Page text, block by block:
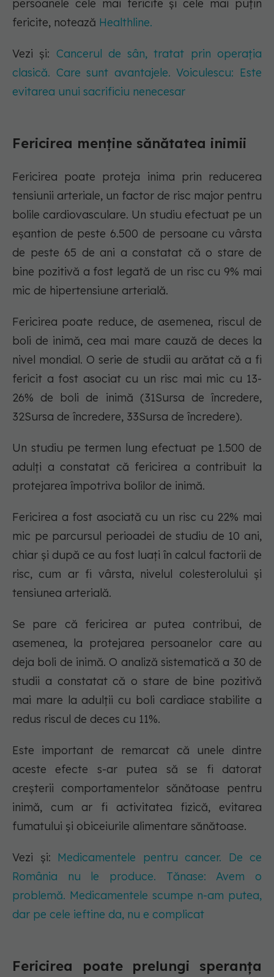
persoanele cele mai fericite și cele mai puțin
fericite, notează Healthline.
Vezi și: Cancerul de sân, tratat prin operația
clasică. Care sunt avantajele. Voiculescu: Este
evitarea unui sacrificiu nenecesar
Fericirea menține sănătatea inimii
Fericirea poate proteja inima prin reducerea
tensiunii arteriale, un factor de risc major pentru
bolile cardiovasculare. Un studiu efectuat pe un
eșantion de peste 6.500 de persoane cu vârsta
de peste 65 de ani a constatat că o stare de
bine pozitivă a fost legată de un risc cu 9% mai
mic de hipertensiune arterială.
Fericirea poate reduce, de asemenea, riscul de
boli de inimă, cea mai mare cauză de deces la
nivel mondial. O serie de studii au arătat că a fi
fericit a fost asociat cu un risc mai mic cu 13-
26% de boli de inimă (31Sursa de încredere,
32Sursa de încredere, 33Sursa de încredere).
Un studiu pe termen lung efectuat pe 1.500 de
adulți a constatat că fericirea a contribuit la
protejarea împotriva bolilor de inimă.
Fericirea a fost asociată cu un risc cu 22% mai
mic pe parcursul perioadei de studiu de 10 ani,
chiar și după ce au fost luați în calcul factorii de
risc, cum ar fi vârsta, nivelul colesterolului și
tensiunea arterială.
Se pare că fericirea ar putea contribui, de
asemenea, la protejarea persoanelor care au
deja boli de inimă. O analiză sistematică a 30 de
studii a constatat că o stare de bine pozitivă
mai mare la adulții cu boli cardiace stabilite a
redus riscul de deces cu 11%.
Este important de remarcat că unele dintre
aceste efecte s-ar putea să se fi datorat
creșterii comportamentelor sănătoase pentru
inimă, cum ar fi activitatea fizică, evitarea
fumatului și obiceiurile alimentare sănătoase.
Vezi și: Medicamentele pentru cancer. De ce
România nu le produce. Tănase: Avem o
problemă. Medicamentele scumpe n-am putea,
dar pe cele ieftine da, nu e complicat
Fericirea poate prelungi speranța